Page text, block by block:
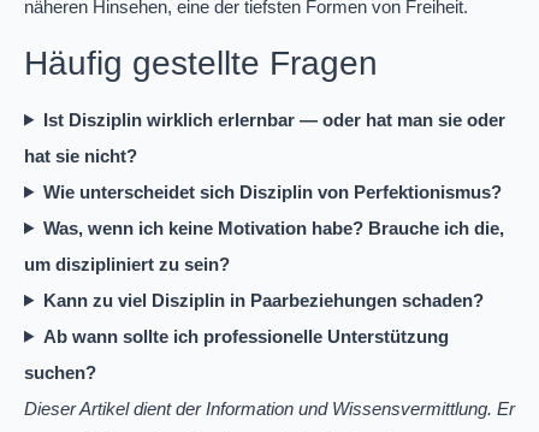
näheren Hinsehen, eine der tiefsten Formen von Freiheit.
Häufig gestellte Fragen
Ist Disziplin wirklich erlernbar — oder hat man sie oder
hat sie nicht?
Wie unterscheidet sich Disziplin von Perfektionismus?
Was, wenn ich keine Motivation habe? Brauche ich die,
um diszipliniert zu sein?
Kann zu viel Disziplin in Paarbeziehungen schaden?
Ab wann sollte ich professionelle Unterstützung
suchen?
Dieser Artikel dient der Information und Wissensvermittlung. Er